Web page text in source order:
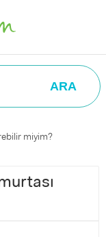
ARA
miyim?